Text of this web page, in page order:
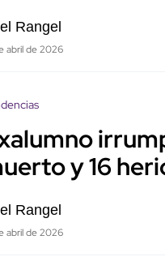
Rangel
abril de 2026
y 16
Rangel
abril de 2026